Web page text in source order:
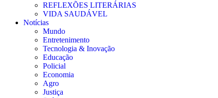
REFLEXÕES LITERÁRIAS
VIDA SAUDÁVEL
Notícias
Mundo
Entretenimento
Tecnologia & Inovação
Educação
Policial
Economia
Agro
Justiça